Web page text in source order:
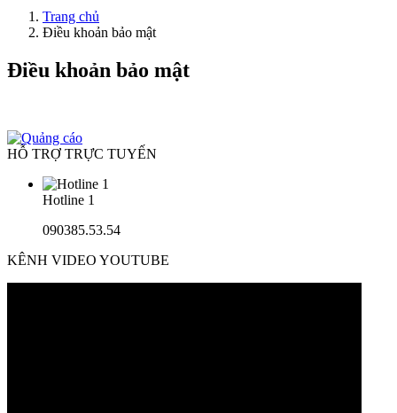
Trang chủ
Điều khoản bảo mật
Điều khoản bảo mật
HỖ TRỢ TRỰC TUYẾN
Hotline 1
090385.53.54
KÊNH VIDEO YOUTUBE